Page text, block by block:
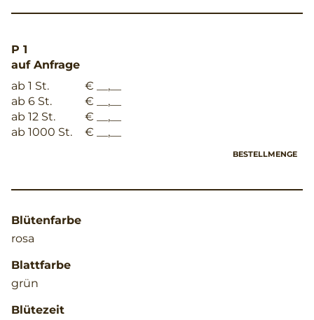
P 1
auf Anfrage
ab 1 St.
€ __,__
ab 6 St.
€ __,__
ab 12 St.
€ __,__
ab 1000 St.
€ __,__
BESTELLMENGE
Blütenfarbe
rosa
Blattfarbe
grün
Blütezeit